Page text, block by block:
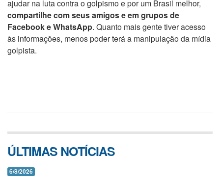
ajudar na luta contra o golpismo e por um Brasil melhor,
compartilhe com seus amigos e em grupos de
Facebook e WhatsApp. Quanto mais gente tiver acesso
às informações, menos poder terá a manipulação da mídia
golpista.
ÚLTIMAS NOTÍCIAS
6/8/2026